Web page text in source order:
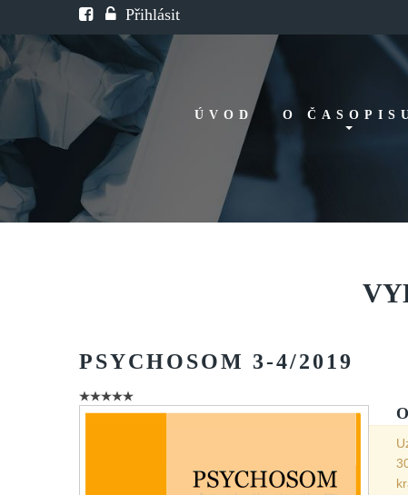
Přihlásit
ÚVOD O
PSYCHOSOM 3-4/2019